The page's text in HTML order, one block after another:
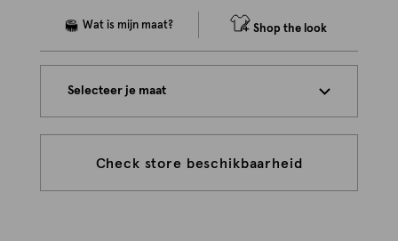
Shop the look
Selecteer je maat
Check store beschikbaarheid